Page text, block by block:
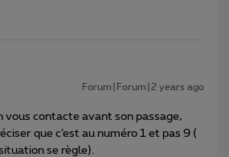
Forum|Forum|2 years ago
vous contacte avant son passage,
que c’est au numéro 1 et pas 9 (
se règle).